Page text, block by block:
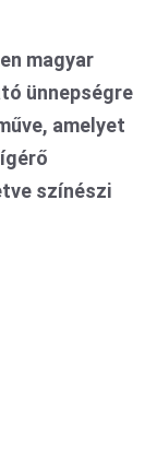
magyar
ünnepségre
amelyet
színészi